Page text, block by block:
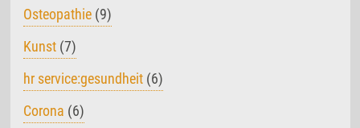
Osteopathie (9)
Kunst (7)
hr service:gesundheit (6)
Corona (6)